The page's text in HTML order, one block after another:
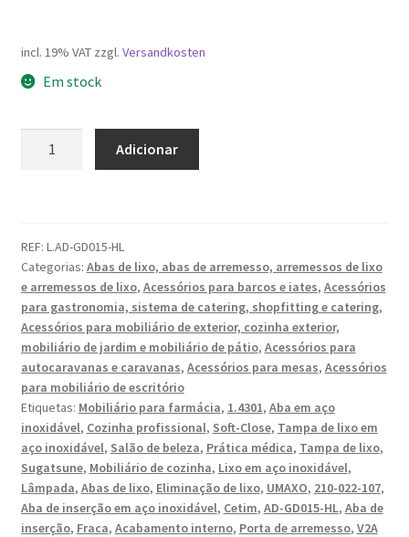
incl. 19% VAT zzgl. Versandkosten
Em stock
de
alta
qualidade
⌀170
mm
(6-
11/16"),
com
fecho
suave,
em
aço
inoxidável,
Adicionar
REF: L.AD-GD015-HL
Categorias: Abas de lixo, abas de arremesso, arremessos de lixo
e arremessos de lixo, Acessórios para barcos e iates, Acessórios
para gastronomia, sistema de catering, shopfitting e catering,
Acessórios para mobiliário de exterior, cozinha exterior,
mobiliário de jardim e mobiliário de pátio, Acessórios para
autocaravanas e caravanas, Acessórios para mesas, Acessórios
para mobiliário de escritório
Etiquetas: Mobiliário para farmácia, 1.4301, Aba em aço
inoxidável, Cozinha profissional, Soft-Close, Tampa de lixo em
aço inoxidável, Salão de beleza, Prática médica, Tampa de lixo,
Sugatsune, Mobiliário de cozinha, Lixo em aço inoxidável,
Lâmpada, Abas de lixo, Eliminação de lixo, UMAXO, 210-022-107,
Aba de inserção em aço inoxidável, Cetim, AD-GD015-HL, Aba de
inserção, Fraca, Acabamento interno, Porta de arremesso, V2A